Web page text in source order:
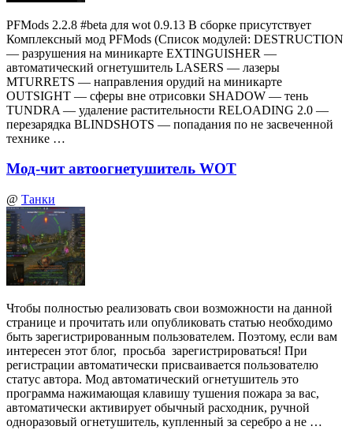
PFMods 2.2.8 #beta для wot 0.9.13 В сборке присутствует
Комплексный мод PFMods (Список модулей: DESTRUCTION
— разрушения на миникарте EXTINGUISHER —
автоматический огнетушитель LASERS — лазеры
MTURRETS — направления орудий на миникарте
OUTSIGHT — сферы вне отрисовки SHADOW — тень
TUNDRA — удаление растительности RELOADING 2.0 —
перезарядка BLINDSHOTS — попадания по не засвеченной
технике …
Мод-чит автоогнетушитель WOT
@ Танки
Чтобы полностью реализовать свои возможности на данной
странице и прочитать или опубликовать статью необходимо
быть зарегистрированным пользователем. Поэтому, если вам
интересен этот блог, просьба зарегистрироваться! При
регистрации автоматически присваивается пользователю
статус автора. Мод автоматический огнетушитель это
программа нажимающая клавишу тушения пожара за вас,
автоматически активирует обычный расходник, ручной
одноразовый огнетушитель, купленный за серебро а не …